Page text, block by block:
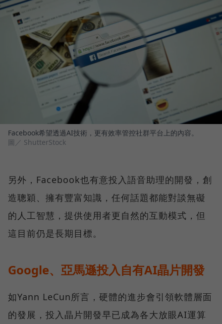
Facebook希望透過AI技術，更有效率管控社群平台上的內容。
圖／ ShutterStock
另外，Facebook也有意投入語音助理的開發，創
造聰穎、擁有豐富知識，任何話題都能對談無礙
的人工智慧，提供使用者更自然的互動模式，但
這目前仍是長期目標。
Google、亞馬遜投入自有AI晶片開發
如Yann LeCun所言，硬體的進步會引領軟體層面
的發展，投入晶片開發早已成為各大放眼AI運算